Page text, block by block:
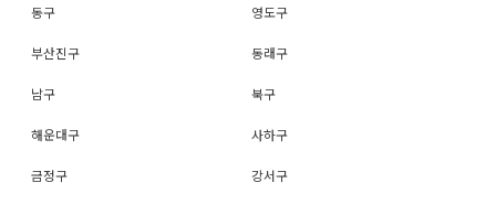
동구 영도구
부산진구 동래구
남구 북구
해운대구 사하구
금정구 강서구